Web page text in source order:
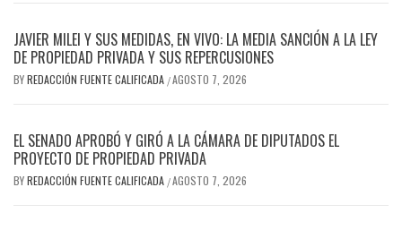
JAVIER MILEI Y SUS MEDIDAS, EN VIVO: LA MEDIA SANCIÓN A LA LEY
DE PROPIEDAD PRIVADA Y SUS REPERCUSIONES
BYREDACCIÓN FUENTE CALIFICADA /AGOSTO 7, 2026
EL SENADO APROBÓ Y GIRÓ A LA CÁMARA DE DIPUTADOS EL
PROYECTO DE PROPIEDAD PRIVADA
BYREDACCIÓN FUENTE CALIFICADA /AGOSTO 7, 2026